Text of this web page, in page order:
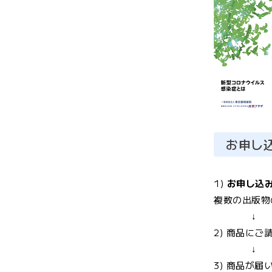
お申し
1) お申し込
複数の出版
↓
2) 商品にご
↓
3) 商品が届